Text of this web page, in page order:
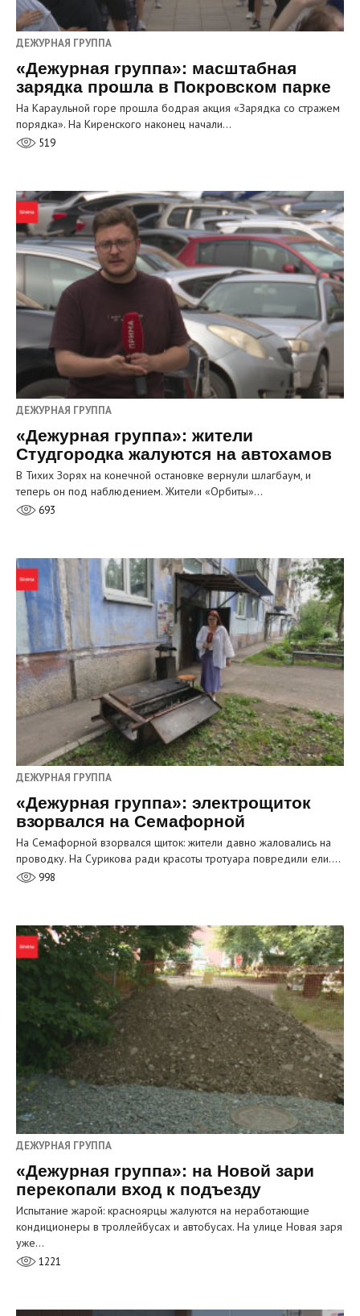
ДЕЖУРНАЯ ГРУППА
«Дежурная группа»: масштабная
зарядка прошла в Покровском парке
На Караульной горе прошла бодрая акция «Зарядка со стражем
порядка». На Киренского наконец начали…
519
ДЕЖУРНАЯ ГРУППА
«Дежурная группа»: жители
Студгородка жалуются на автохамов
В Тихих Зорях на конечной остановке вернули шлагбаум, и
теперь он под наблюдением. Жители «Орбиты»…
693
ДЕЖУРНАЯ ГРУППА
«Дежурная группа»: электрощиток
взорвался на Семафорной
На Семафорной взорвался щиток: жители давно жаловались на
проводку. На Сурикова ради красоты тротуара повредили ели.…
998
ДЕЖУРНАЯ ГРУППА
«Дежурная группа»: на Новой зари
перекопали вход к подъезду
Испытание жарой: красноярцы жалуются на неработающие
кондиционеры в троллейбусах и автобусах. На улице Новая заря
уже…
1221